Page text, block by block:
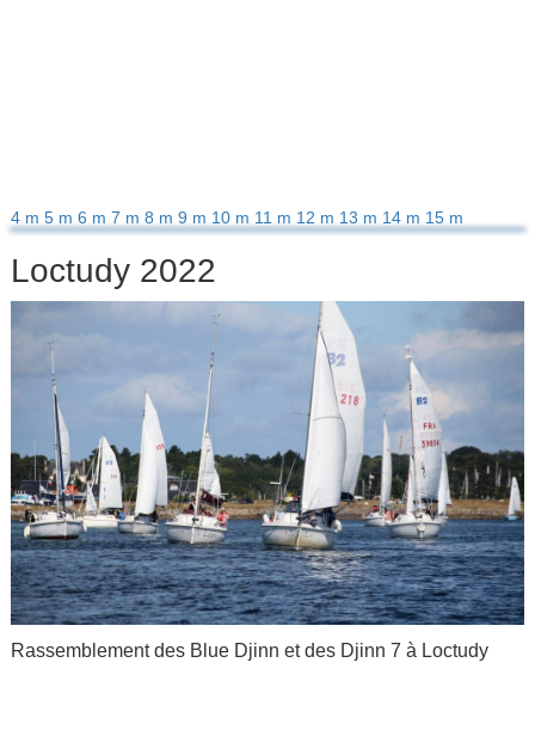
4 m 5 m 6 m 7 m 8 m 9 m 10 m 11 m 12 m 13 m 14 m 15 m
Loctudy 2022
Rassemblement des Blue Djinn et des Djinn 7 à Loctudy